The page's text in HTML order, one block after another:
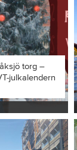
torg –
julkalendern